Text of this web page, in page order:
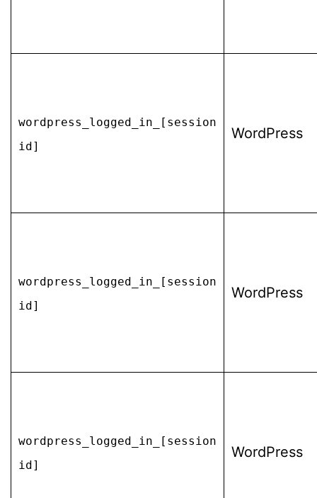
wordpress_logged_in_[session
id]
WordPress
wordpress_logged_in_[session
id]
WordPress
wordpress_logged_in_[session
id]
WordPress